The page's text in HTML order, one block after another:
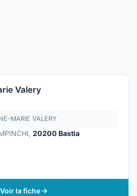
Valery
MARIE VALERY
20200 Bastia
Voir la fiche